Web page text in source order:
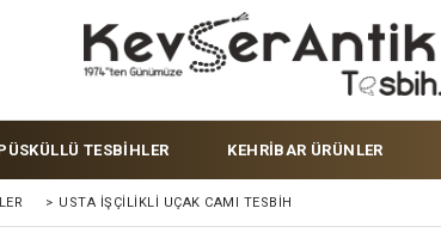
TESBİHLER KEHRİBAR ÜRÜNLER
> USTA İŞÇILIKLI UÇAK CAMI TESBIH